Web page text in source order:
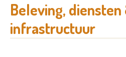
voor mensen die vanwege
hebben. Naast zorg in ons
bieden we ook allerlei luxe
Beleving, diensten
infrastructuur